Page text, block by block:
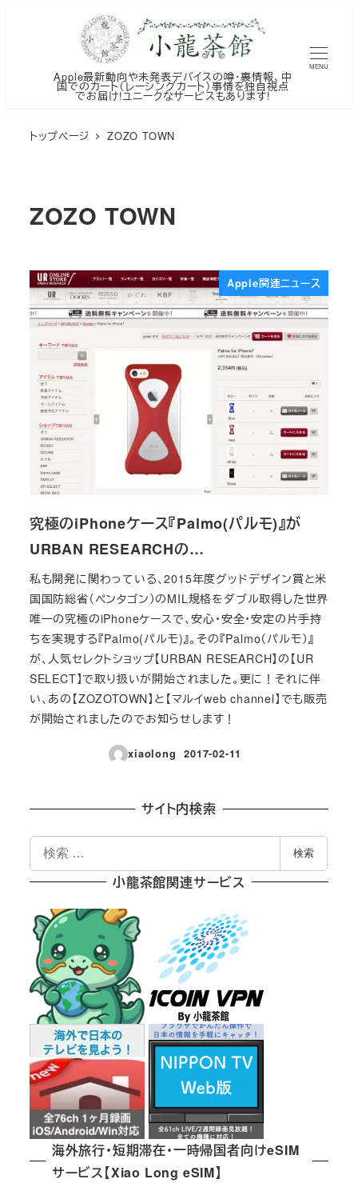
Apple最新動向や未発表デバイスの噂・裏情報、中
国でのカート（レーシングカート）事情を独自視点
でお届け!ユニークなサービスもあります!
MENU
トップページ ZOZO TOWN
ZOZO TOWN
Apple関連ニュース
究極のiPhoneケース『Palmo(パルモ)』が
URBAN RESEARCHの…
私も開発に関わっている、2015年度グッドデザイン賞と米
国国防総省（ペンタゴン）のMIL規格をダブル取得した世界
唯一の究極のiPhoneケースで、安心・安全・安定の片手持
ちを実現する『Palmo(パルモ)』。その『Palmo（パルモ）』
が、人気セレクトショップ【URBAN RESEARCH】の【UR
SELECT】で取り扱いが開始されました。更に！それに伴
い、あの【ZOZOTOWN】と【マルイweb channel】でも販売
が開始されましたのでお知らせします！
xiaolong
投稿日
2017-02-11
サイト内検索
検
索
検索
小龍茶館関連サービス
海外旅行・短期滞在・一時帰国者向けeSIM
サービス【Xiao Long eSIM】